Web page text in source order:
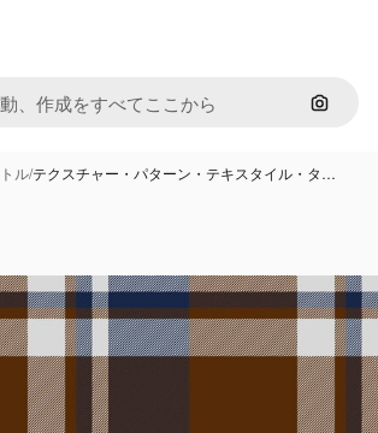
画像で
ル/テクスチャー・パターン・テキスタイル・タ…